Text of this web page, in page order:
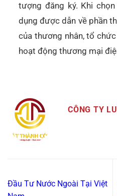
tượng đăng ký. Khi
dụng được dẫn về phần
của thương nhân, tổ
hoạt động thương mại
CÔNG TY
Đầu Tư Nước Ngoài Tại Việt